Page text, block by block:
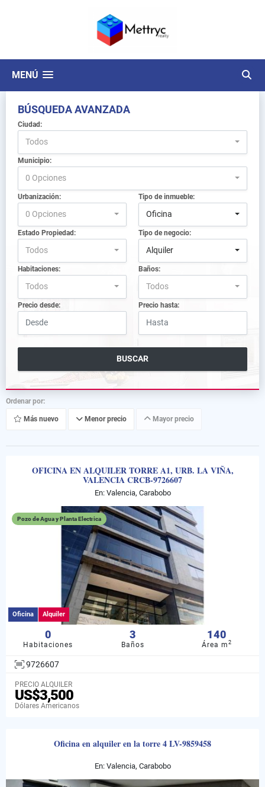
MENÚ
BÚSQUEDA AVANZADA
Ciudad:
Todos
Municipio:
0 Opciones
Urbanización:
0 Opciones
Tipo de inmueble:
Oficina
Estado Propiedad:
Todos
Tipo de negocio:
Alquiler
Habitaciones:
Todos
Baños:
Todos
Precio desde: Precio hasta:
BUSCAR
Ordenar por:
Más nuevo Menor precio Mayor precio
OFICINA EN ALQUILER TORRE A1, URB. LA VIÑA,
VALENCIA CRCB-9726607
En: Valencia, Carabobo
Pozo de Agua y Planta Electrica
Oficina Alquiler
0
Habitaciones
3
Baños
140
Área m2
9726607
PRECIO ALQUILER
US$3,500
Dólares Americanos
Oficina en alquiler en la torre 4 LV-9859458
En: Valencia, Carabobo